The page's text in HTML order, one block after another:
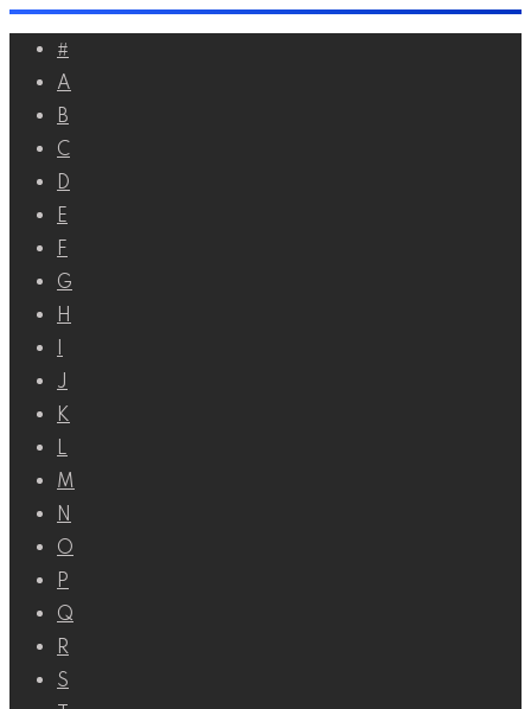
Перейти
контенту
#
A
B
C
D
E
F
G
H
J
K
L
M
N
O
P
Q
R
S